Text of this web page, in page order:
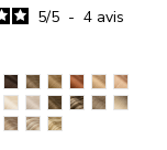
5/5 - 4 avis